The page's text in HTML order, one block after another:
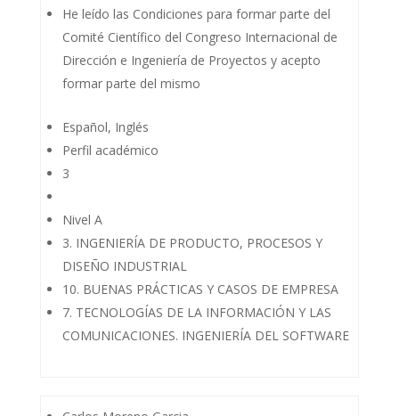
He leído las Condiciones para formar parte del
Comité Científico del Congreso Internacional de
Dirección e Ingeniería de Proyectos y acepto
formar parte del mismo
Español, Inglés
Perfil académico
3
Nivel A
3. INGENIERÍA DE PRODUCTO, PROCESOS Y
DISEÑO INDUSTRIAL
10. BUENAS PRÁCTICAS Y CASOS DE EMPRESA
7. TECNOLOGÍAS DE LA INFORMACIÓN Y LAS
COMUNICACIONES. INGENIERÍA DEL SOFTWARE